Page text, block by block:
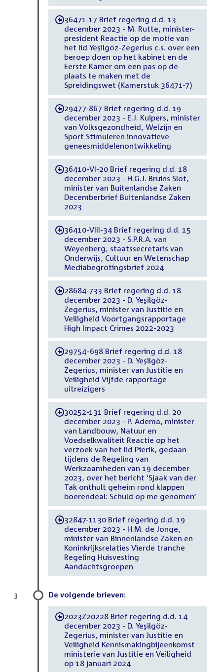
-36471-17 Brief regering d.d. 13
december 2023 - M. Rutte, minister-
president Reactie op de motie van
het lid Yeşilgöz-Zegerius c.s. over een
beroep doen op het kabinet en de
Eerste Kamer om een pas op de
plaats te maken met de
Spreidingswet (Kamerstuk 36471-7)
-29477-867 Brief regering d.d. 19
december 2023 - E.J. Kuipers, minister
van Volksgezondheid, Welzijn en
Sport Stimuleren innovatieve
geneesmiddelenontwikkeling
-36410-VI-20 Brief regering d.d. 18
december 2023 - H.G.J. Bruins Slot,
minister van Buitenlandse Zaken
Decemberbrief Buitenlandse Zaken
2023
-36410-VIII-34 Brief regering d.d. 15
december 2023 - S.P.R.A. van
Weyenberg, staatssecretaris van
Onderwijs, Cultuur en Wetenschap
Mediabegrotingsbrief 2024
-28684-733 Brief regering d.d. 18
december 2023 - D. Yeşilgöz-
Zegerius, minister van Justitie en
Veiligheid Voortgangsrapportage
High Impact Crimes 2022-2023
-29754-698 Brief regering d.d. 18
december 2023 - D. Yeşilgöz-
Zegerius, minister van Justitie en
Veiligheid Vijfde rapportage
uitreizigers
-30252-131 Brief regering d.d. 20
december 2023 - P. Adema, minister
van Landbouw, Natuur en
Voedselkwaliteit Reactie op het
verzoek van het lid Pierik, gedaan
tijdens de Regeling van
Werkzaamheden van 19 december
2023, over het bericht ‘Sjaak van der
Tak onthult geheim rond klappen
boerendeal: Schuld op me genomen’
-32847-1130 Brief regering d.d. 19
december 2023 - H.M. de Jonge,
minister van Binnenlandse Zaken en
Koninkrijksrelaties Vierde tranche
Regeling Huisvesting
Aandachtsgroepen
De volgende brieven:
-2023Z20228 Brief regering d.d. 14
december 2023 - D. Yeşilgöz-
Zegerius, minister van Justitie en
Veiligheid Kennismakingbijeenkomst
ministerie van Justitie en Veiligheid
op 18 januari 2024
3